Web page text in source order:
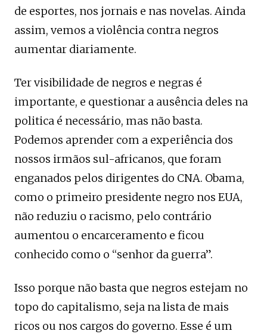
de esportes, nos jornais e nas novelas. Ainda
assim, vemos a violência contra negros
aumentar diariamente.
Ter visibilidade de negros e negras é
importante, e questionar a ausência deles na
politica é necessário, mas não basta.
Podemos aprender com a experiência dos
nossos irmãos sul-africanos, que foram
enganados pelos dirigentes do CNA. Obama,
como o primeiro presidente negro nos EUA,
não reduziu o racismo, pelo contrário
aumentou o encarceramento e ficou
conhecido como o “senhor da guerra”.
Isso porque não basta que negros estejam no
topo do capitalismo, seja na lista de mais
ricos ou nos cargos do governo. Esse é um